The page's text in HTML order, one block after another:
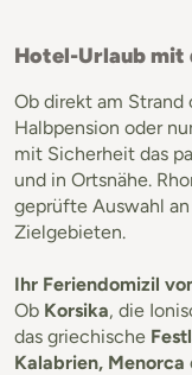
Hotel-Urlaub mit
Ob direkt am Strand
Halbpension oder
mit Sicherheit das
und in Ortsnähe.
geprüfte Auswahl
Zielgebieten.
Ihr Feriendomizil
Ob Korsika, die
das griechische
Kalabrien, Menorca